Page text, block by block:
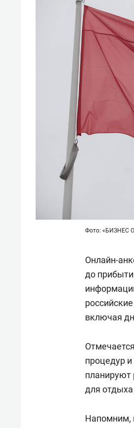
Фото: «БИЗНЕС
Онлайн-
до
включая
процедур
планируют
для
Напомним,